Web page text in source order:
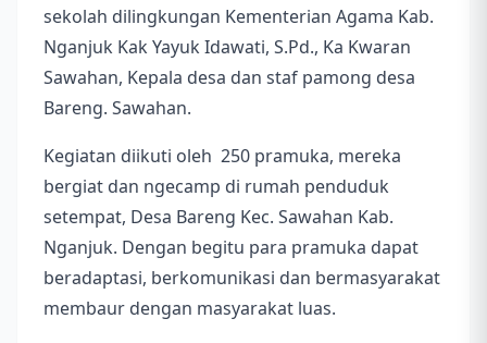
sekolah dilingkungan Kementerian Agama Kab.
Nganjuk Kak Yayuk Idawati, S.Pd., Ka Kwaran
Sawahan, Kepala desa dan staf pamong desa
Bareng. Sawahan.
Kegiatan diikuti oleh 250 pramuka, mereka
bergiat dan ngecamp di rumah penduduk
setempat, Desa Bareng Kec. Sawahan Kab.
Nganjuk. Dengan begitu para pramuka dapat
beradaptasi, berkomunikasi dan bermasyarakat
membaur dengan masyarakat luas.